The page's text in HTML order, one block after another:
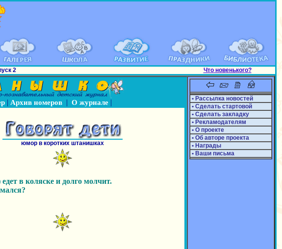
2 Что новенького?
| Архив номеров| О журнале|
юмор в коротких штанишках
в коляске и долго молчит.
• Рассылка новостей
• Сделать стартовой
• Сделать закладку
• Рекламодателям
• О проекте
• Об авторе проекта
• Награды
• Ваши письма